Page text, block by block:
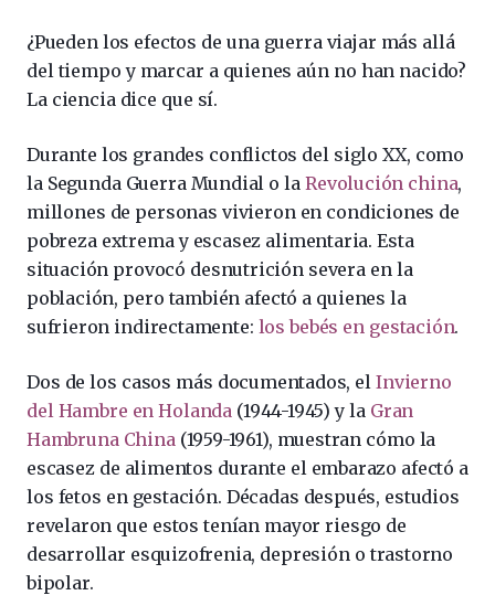
¿Pueden los efectos de una guerra viajar más allá
del tiempo y marcar a quienes aún no han nacido?
La ciencia dice que sí.
Durante los grandes conflictos del siglo XX, como
la Segunda Guerra Mundial o laRevolución china,
millones de personas vivieron en condiciones de
pobreza extrema y escasez alimentaria. Esta
situación provocó desnutrición severa en la
población, pero también afectó a quienes la
sufrieron indirectamente: los bebés en gestación.
Dos de los casos más documentados, elInvierno
del Hambre en Holanda (1944-1945) y la Gran
Hambruna China(1959-1961), muestran cómo la
escasez de alimentos durante el embarazo afectó a
los fetos en gestación. Décadas después, estudios
revelaron que estos tenían mayor riesgo de
desarrollar esquizofrenia, depresión o trastorno
bipolar.